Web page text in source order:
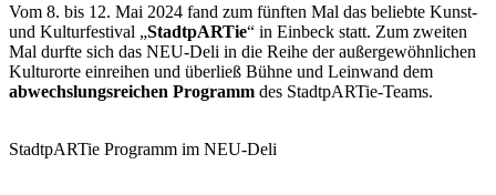
Vom 8. bis 12. Mai 2024 fand zum fünften Mal das beliebte Kunst-
und Kulturfestival „StadtpARTie“ in Einbeck statt. Zum zweiten
Mal durfte sich das NEU-Deli in die Reihe der außergewöhnlichen
Kulturorte einreihen und überließ Bühne und Leinwand dem
abwechslungsreichen Programm des StadtpARTie-Teams.
StadtpARTie Programm im NEU-Deli